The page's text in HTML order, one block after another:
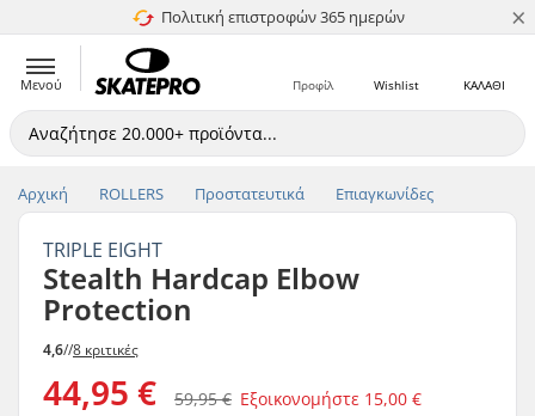
Πολιτική επιστροφών 365 ημερών
4.8 στα 5 ×
Μενού ΚΑΛΑΘΙ
Wishlist
Προφίλ
Αρχική ROLLERS Προστατευτικά Επιαγκωνίδες
TRIPLE EIGHT
Stealth Hardcap Elbow
Protection
4,6//8 κριτικές
44,95 € 59,95 € Εξοικονομήστε 15,00 €